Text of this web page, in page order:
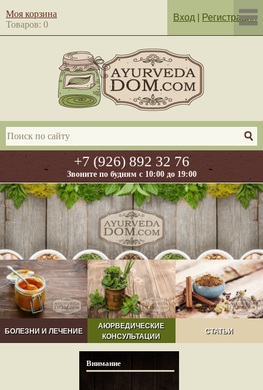
+7 (926) 892 32 76
Звоните по будням с 10:00 до 19:00
Моя корзина
Товаров: 0
Вход Регистрация
БОЛЕЗНИ И ЛЕЧЕНИЕ
АЮРВЕДИЧЕСКИЕ
КОНСУЛЬТАЦИИ
СТАТЬИ
Внимание